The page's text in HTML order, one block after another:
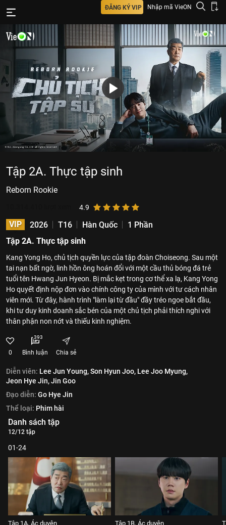
ĐĂNG KÝ VIP Nhập mã VieON
Tập 2A. Thực tập sinh
Reborn Rookie
4.9
VIP 2026 T16 Hàn Quốc
1 Phần
Tập 2A. Thực tập sinh
Kang Yong Ho, chủ tịch quyền lực của tập đoàn Choiseong. Sau một
tai nạn bất ngờ, linh hồn ông hoán đổi với một cầu thủ bóng đá trẻ
tuổi tên Hwang Jun Hyeon. Bị mắc kẹt trong cơ thể xa lạ, Kang Yong
Ho quyết định nộp đơn vào chính công ty của mình với tư cách nhân
viên mới. Từ đây, hành trình "làm lại từ đầu" đầy tréo ngoe bắt đầu,
khi tư duy kinh doanh sắc bén của một chủ tịch phải thích nghi với
thân phận non nớt và thiếu kinh nghiệm.
0
393
Bình luận Chia sẻ
Diễn viên: Lee Jun Young,Son Hyun Joo, Lee Joo Myung,
Jeon Hye Jin,Jin Goo
Đạo diễn: Go Hye Jin
Thể loại: Phim hài
Danh sách tập
12/12 tập
01-24
Tập 1A. Ác duyên Tập 1B. Ác duyên